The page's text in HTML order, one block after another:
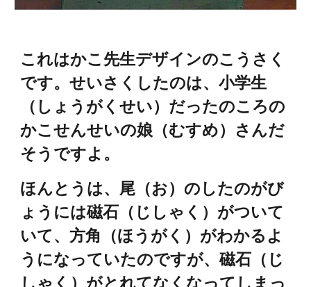
これはかこ先生デザインのこうさく
です。せいさくしたのは、小学生
（しょうがくせい）だったのころの
かこせんせいの娘（むすめ）さんだ
そうですよ。
ほんとうは、尾（お）のしたのがび
ょうには磁石（じしゃく）がついて
いて、方角（ほうがく）がわかるよ
うになっていたのですが、磁石（じ